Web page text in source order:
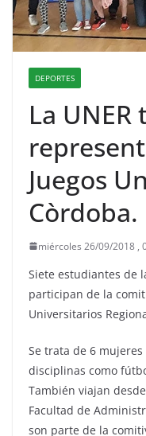
DEPORTES
La
Juegos
Còrdoba.
miércoles 26/09/2018 ,
Siete estudiantes de
participan de la
Universitarios
Se trata de 6
disciplinas como
También viajan
Facultad de
son parte de la